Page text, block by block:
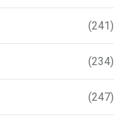
(241)
(234)
(247)